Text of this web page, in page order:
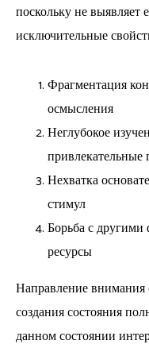
поскольку не
исключительные
Фрагментация
осмысления
Неглубокое
привлекательные
Нехватка
стимул
Борьба с другими
ресурсы
Направление внимания
создания состояния
данном состоянии